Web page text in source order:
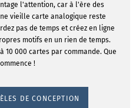
l'attention, car à l'ère des
vieille carte analogique reste
pas de temps et créez en ligne
motifs en un rien de temps.
10 000 cartes par commande. Que
!
DE CONCEPTION